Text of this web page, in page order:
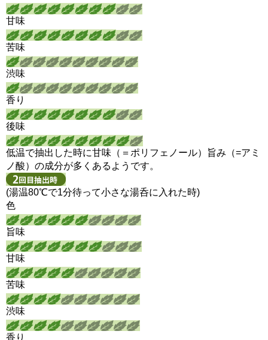
甘味
苦味
渋味
香り
後味
低温で抽出した時に甘味（＝ポリフェノール）旨み（=アミ
ノ酸）の成分が多くあるようです。
(湯温80℃で1分待って小さな湯呑に入れた時)
色
旨味
甘味
苦味
渋味
香り